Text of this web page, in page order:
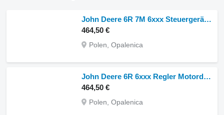
John Deere 6R 7M 6xxx Steuergerät ACU Modul PH90227948 Steuereinheit für John Deere 6R 7M 6xxx Radtraktor
464,50 €
Polen, Opalenica
John Deere 6R 6xxx Regler Motordrehzahlregler Knopf Steuereinheit für John Deere 6R 6xxx Radtraktor
464,50 €
Polen, Opalenica